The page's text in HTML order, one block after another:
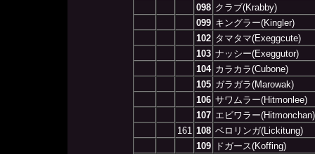
098 クラブ(Krabby)
099 キングラー(Kingler)
102 タマタマ(Exeggcute)
103 ナッシー(Exeggutor)
104 カラカラ(Cubone)
105 ガラガラ(Marowak)
106 サワムラー(Hitmonlee)
107 エビワラー(Hitmonchan)
161 108 ベロリンガ(Lickitung)
109
ドガース(Koffing)